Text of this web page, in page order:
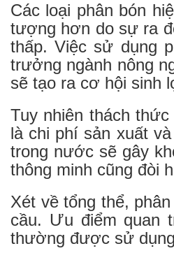
Các loại phân bón
tượng hơn do sự ra
thấp. Việc sử dụng
trưởng ngành nông
sẽ tạo ra cơ hội sinh
Tuy nhiên thách
là chi phí sản xuất
trong nước sẽ gây
thông minh cũng đòi
Xét về tổng thể,
cầu. Ưu điểm quan
thường được sử